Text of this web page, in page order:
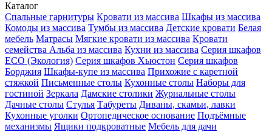
Каталог
Спальные гарнитуры Кровати из массива Шкафы из массива
Комоды из массива Тумбы из массива Детские кровати Белая
мебель Матрасы Мягкие кровати из массива Кровати
семейства Альба из массива Кухни из массива Серия шкафов
ECO (Экология) Серия шкафов Хьюстон Серия шкафов
Борджия Шкафы-купе из массива Прихожие с каретной
стяжкой Письменные столы Кухонные столы Наборы для
гостиной Зеркала Дамские столики Журнальные столы
Дачные столы Стулья Табуреты Диваны, скамьи, лавки
Кухонные уголки Ортопедическое основание Подъёмные
механизмы Ящики подкроватные Мебель для дачи